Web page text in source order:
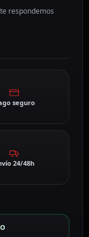
respondemos
seguro
24/48h